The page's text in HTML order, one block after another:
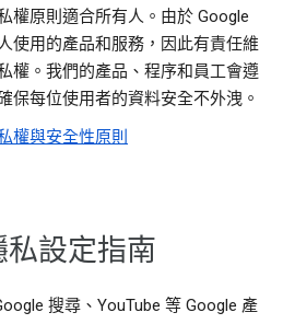
權原則適合所有人。由於 Google
使用的產品和服務，因此有責任維
權。我們的產品、程序和員工會遵
保每位使用者的資料安全不外洩。
權與安全性原則
設定指南
搜尋、YouTube 等 Google 產